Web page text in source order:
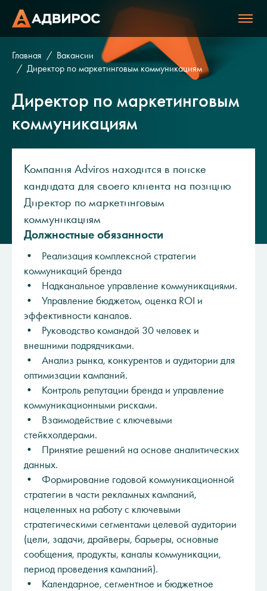
Главная
Вакансии
Директор по маркетинговым коммуникациям
Директор по маркетинговым
коммуникациям
Компания Adviros находится в поиске
кандидата для своего клиента на позицию
Директор по маркетинговым
коммуникациям
Должностные обязанности
• Реализация комплексной стратегии
коммуникаций бренда
• Надканальное управление коммуникациями.
• Управление бюджетом, оценка ROI и
эффективности каналов.
• Руководство командой 30 человек и
внешними подрядчиками.
• Анализ рынка, конкурентов и аудитории для
оптимизации кампаний.
• Контроль репутации бренда и управление
коммуникационными рисками.
• Взаимодействие с ключевыми
стейкхолдерами.
• Принятие решений на основе аналитических
данных.
• Формирование годовой коммуникационной
стратегии в части рекламных кампаний,
нацеленных на работу с ключевыми
стратегическими сегментами целевой аудитории
(цели, задачи, драйверы, барьеры, основные
сообщения, продукты, каналы коммуникации,
период проведения кампаний).
• Календарное, сегментное и бюджетное